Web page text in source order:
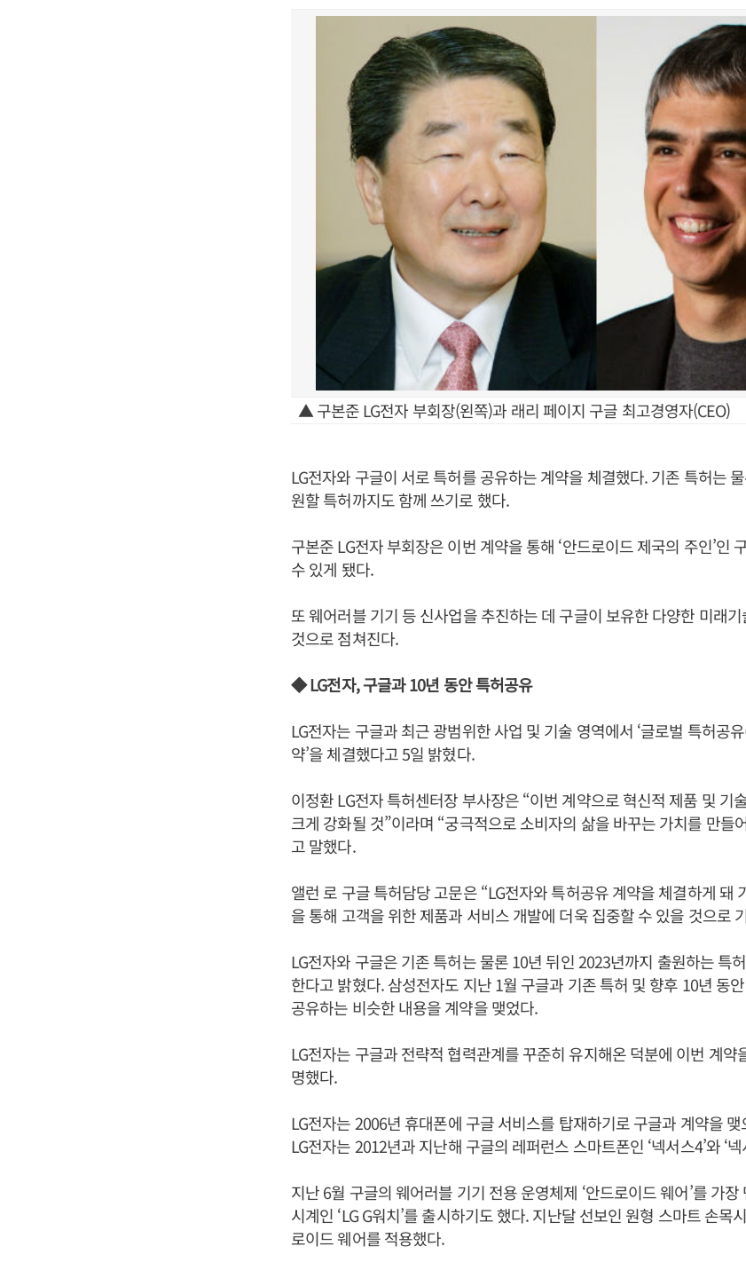
▲ 구본준 LG전자 부회장(왼쪽)과 래리 페이지 구글 최고경영자(CEO)
LG전자와 구글이 서로 특허를 공유하는 계약을 체결했다. 기존 특허는
원할 특허까지도 함께 쓰기로 했다.
구본준 LG전자 부회장은 이번 계약을 통해 ‘안드로이드 제국의 주인’인
수 있게 됐다.
또 웨어러블 기기 등 신사업을 추진하는 데 구글이 보유한 다양한 미래
것으로 점쳐진다.
◆ LG전자, 구글과 10년 동안 특허공유
LG전자는 구글과 최근 광범위한 사업 및 기술 영역에서 ‘글로벌 특허공
약’을 체결했다고 5일 밝혔다.
이정환 LG전자 특허센터장 부사장은 “이번 계약으로 혁신적 제품 및 기
크게 강화될 것”이라며 “궁극적으로 소비자의 삶을 바꾸는 가치를 만들
고 말했다.
앨런 로 구글 특허담당 고문은 “LG전자와 특허공유 계약을 체결하게 돼
을 통해 고객을 위한 제품과 서비스 개발에 더욱 집중할 수 있을 것으로
LG전자와 구글은 기존 특허는 물론 10년 뒤인 2023년까지 출원하는 특
한다고 밝혔다. 삼성전자도 지난 1월 구글과 기존 특허 및 향후 10년 동
공유하는 비슷한 내용을 계약을 맺었다.
LG전자는 구글과 전략적 협력관계를 꾸준히 유지해온 덕분에 이번 계약
명했다.
LG전자는 2006년 휴대폰에 구글 서비스를 탑재하기로 구글과 계약을
LG전자는 2012년과 지난해 구글의 레퍼런스 스마트폰인 ‘넥서스4’와 ‘
지난 6월 구글의 웨어러블 기기 전용 운영체제 ‘안드로이드 웨어’를 가
시계인 ‘LG G워치’를 출시하기도 했다. 지난달 선보인 원형 스마트 손목
로이드 웨어를 적용했다.